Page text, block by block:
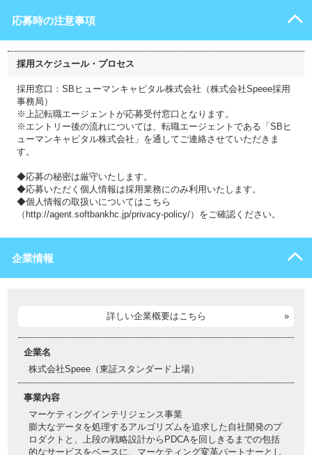
応募時の注意事項
採用スケジュール・プロセス
採用窓口：SBヒューマンキャピタル株式会社（株式会社Speee採用
事務局）
※上記転職エージェントが応募受付窓口となります。
※エントリー後の流れについては、転職エージェントである「SBヒ
ューマンキャピタル株式会社」を通してご連絡させていただきま
す。
◆応募の秘密は厳守いたします。
◆応募いただく個人情報は採用業務にのみ利用いたします。
◆個人情報の取扱いについてはこちら
（http://agent.softbankhc.jp/privacy-policy/）をご確認ください。
企業情報
詳しい企業概要はこちら
企業名
株式会社Speee（東証スタンダード上場）
事業内容
マーケティングインテリジェンス事業
膨大なデータを処理するアルゴリズムを追求した自社開発のプ
ロダクトと、上段の戦略設計からPDCAを回しきるまでの包括
的なサービスをベースに、マーケティング変革パートナーとし